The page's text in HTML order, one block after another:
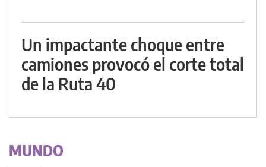
Un impactante choque entre
camiones provocó el corte total
de la Ruta 40
MUNDO